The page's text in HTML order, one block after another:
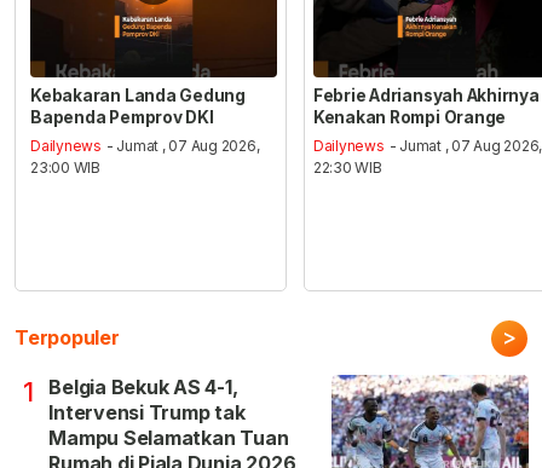
Kebakaran Landa Gedung
Bapenda Pemprov DKI
Dailynews - Jumat , 07 Aug 2026,
23:00 WIB
Febrie Adriansyah Akhirnya
Kenakan Rompi Orange
Dailynews - Jumat , 07 Aug 2026,
22:30 WIB
Terpopuler >
1
Belgia Bekuk AS 4-1,
Intervensi Trump tak
Mampu Selamatkan Tuan